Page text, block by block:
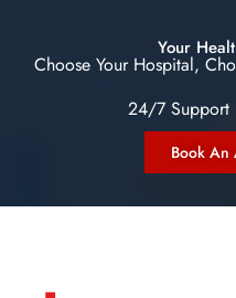
Your
Choose Your Hospital,
24/7
Book An